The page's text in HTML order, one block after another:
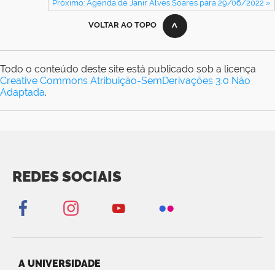
Próximo: Agenda de Janir Alves Soares para 29/06/2022 »
VOLTAR AO TOPO
Todo o conteúdo deste site está publicado sob a licença
Creative Commons Atribuição-SemDerivações 3.0 Não
Adaptada.
REDES SOCIAIS
A UNIVERSIDADE